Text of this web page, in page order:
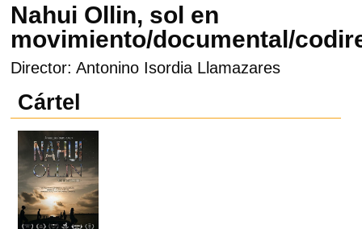
Nahui Ollin, sol en
movimiento/documental/
Director: Antonino Isordia Llamazares
Cártel